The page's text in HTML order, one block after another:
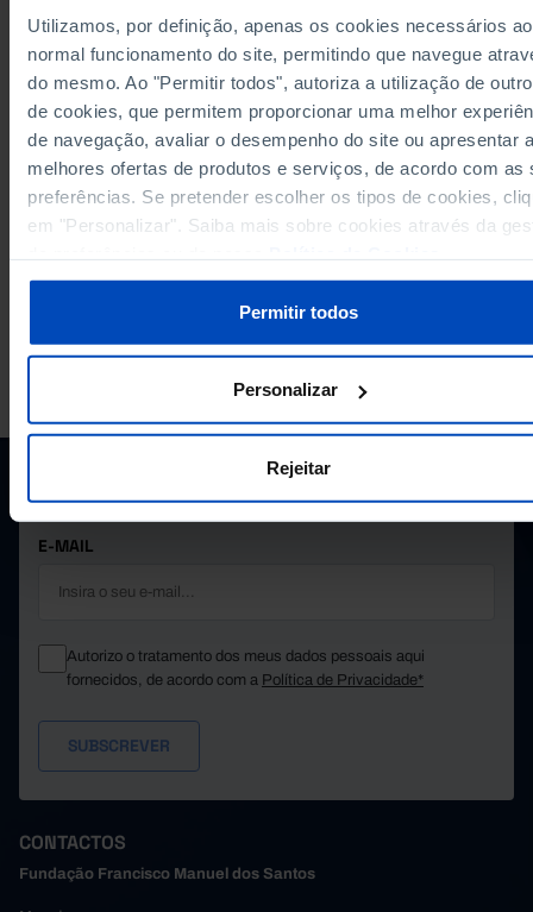
Utilizamos, por definição, apenas os cookies necessários ao
normal funcionamento do site, permitindo que navegue
do mesmo. Ao "Permitir todos", autoriza a utilização de
de cookies, que permitem proporcionar uma melhor
de navegação, avaliar o desempenho do site ou apresentar
melhores ofertas de produtos e serviços, de acordo com as
preferências. Se pretender escolher os tipos de cookies,
em "Personalizar". Saiba mais sobre cookies através da
Permitir todos
Personalizar
Rejeitar
2022
3.304.407,2 -287.436,3 -83.221,5 106.989,8
2023 Pre2.920.876,3 Pre
271.049,8
-
89.093,8
Pre106.060,8
Última actualização: 2024-06-27
SUBSCREVER A NEWSLETTER DA
E-MAIL
Autorizo o tratamento dos meus dados pessoais aqui
fornecidos, de acordo com a Política de Privacidade*
CONTACTOS
Fundação Francisco Manuel dos Santos